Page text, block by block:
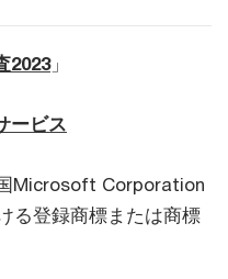
2023」
ービス
Microsoft Corporation
る登録商標または商標